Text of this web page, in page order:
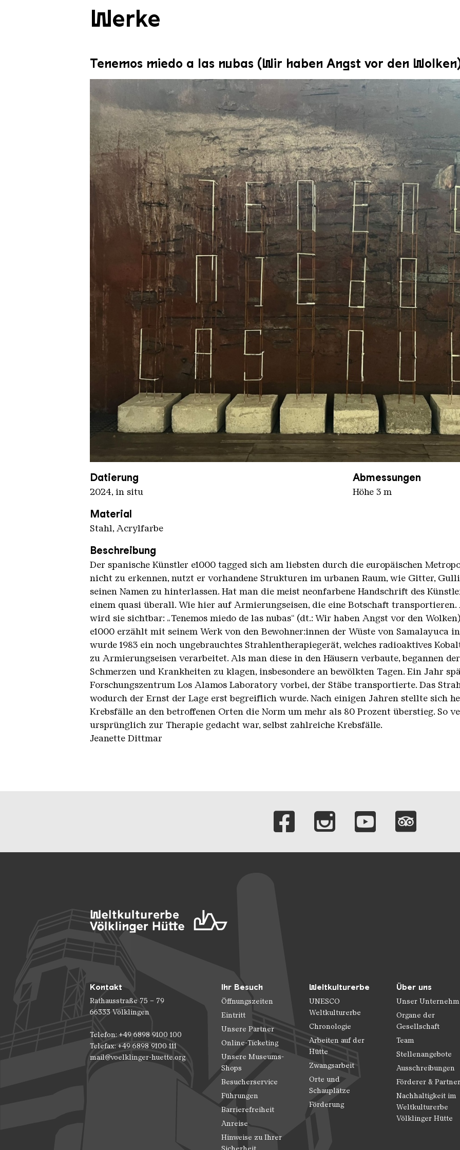
Werke
Tenemos miedo a las nubas (Wir haben Angst vor den
e1000 JD kompr
Copyright: Jeanette Dittmar
Datierung
2024, in situ
Abmessungen
Höhe 3 m
Material
Stahl, Acrylfarbe
Beschreibung
Der spanische Künstler e1000 tagged sich am liebsten durch die europäischen
nicht zu erkennen, nutzt er vorhandene Strukturen im urbanen Raum, wie Gitter,
seinen Namen zu hinterlassen. Hat man die meist neonfarbene Handschrift des
einem quasi überall. Wie hier auf Armierungseisen, die eine Botschaft
wird sie sichtbar: „Tenemos miedo de las nubas“ (dt.: Wir haben Angst vor den
e1000 erzählt mit seinem Werk von den Bewohner:innen der Wüste von Samalayuca
wurde 1983 ein noch ungebrauchtes Strahlentherapiegerät, welches radioaktives
zu Armierungseisen verarbeitet. Als man diese in den Häusern verbaute, begannen
Schmerzen und Krankheiten zu klagen, insbesondere an bewölkten Tagen. Ein Jahr
Forschungszentrum Los Alamos Laboratory vorbei, der Stäbe transportierte. Das
wodurch der Ernst der Lage erst begreiflich wurde. Nach einigen Jahren stellte sich
Krebsfälle an den betroffenen Orten die Norm um mehr als 80 Prozent überstieg. So
ursprünglich zur Therapie gedacht war, selbst zahlreiche Krebsfälle.
Jeanette Dittmar
Verlinkungen zu
Kontakt
Rathausstraße 75 – 79
66333 Völklingen
Telefon: +49 6898 9100 100
Telefax: +49 6898 9100 111
mail@voelklinger-huette.org
Ihr Besuch
Öffnungszeiten
Eintritt
Unsere Partner
Online-Ticketing
Unsere Museums-
Shops
Besucherservice
Führungen
Barrierefreiheit
Anreise
Hinweise zu Ihrer
Weltkulturerbe
UNESCO
Weltkulturerbe
Chronologie
Arbeiten auf der
Hütte
Zwangsarbeit
Orte und
Schauplätze
Förderung
Über uns
Unser
Organe der
Gesellschaft
Team
Stellenangebote
Ausschreibungen
Förderer &
Nachhaltigkeit im
Weltkulturerbe
Völklinger Hütte